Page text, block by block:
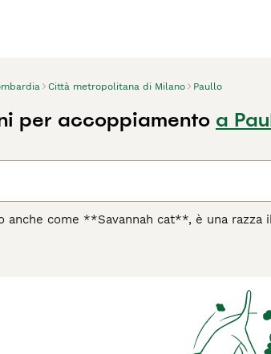
Città metropolitana di Milano Paullo
per accoppiamento a
anche come **Savannah cat**, è una
orecchie grandi e rotonde e un corpo
**gatto Savannah** è attivo, curioso e
la voglia di giocare. Tuttavia, richiede
e tempo per dedicarsi a un animale
rilevanti includono "gato savannah